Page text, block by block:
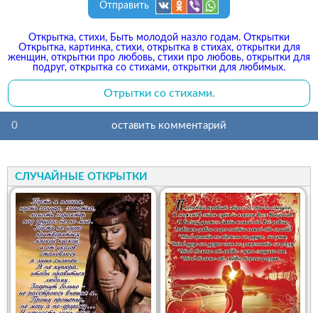
Отправить
Открытка, стихи, Быть молодой назло годам. Открытки
Открытка, картинка, стихи, открытка в стихах, открытки для
женщин, открытки про любовь, стихи про любовь, открытки для
подруг, открытка со стихами, открытки для любимых.
Отрытки со стихами.
0 оставить комментарий
СЛУЧАЙНЫЕ ОТКРЫТКИ